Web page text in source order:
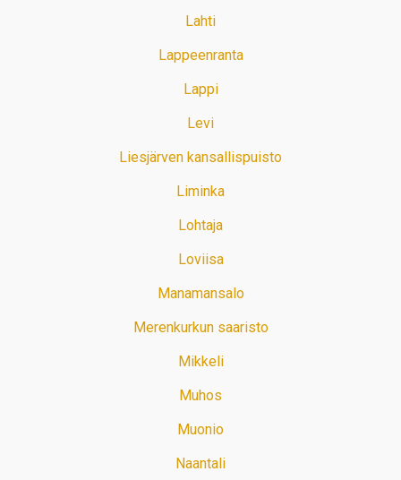
Lahti
Lappeenranta
Lappi
Levi
Liesjärven kansallispuisto
Liminka
Lohtaja
Loviisa
Manamansalo
Merenkurkun saaristo
Mikkeli
Muhos
Muonio
Naantali